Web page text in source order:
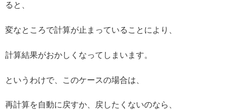
ると、
変なところで計算が止まっていることにより、
計算結果がおかしくなってしまいます。
というわけで、このケースの場合は、
再計算を自動に戻すか、戻したくないのなら、